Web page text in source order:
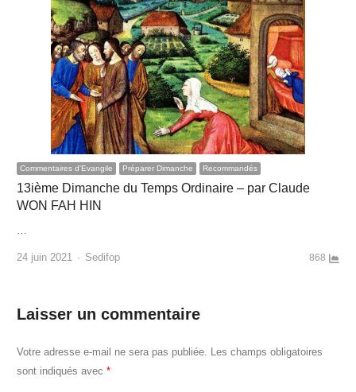
Commentaires d'Evangile Préparer Dimanche Recommandés
13ième Dimanche du Temps Ordinaire – par Claude
WON FAH HIN
…
24 juin 2021 Author
Sedifop 868
Laisser un commentaire
Votre adresse e-mail ne sera pas publiée.
Les champs obligatoires
sont indiqués avec *